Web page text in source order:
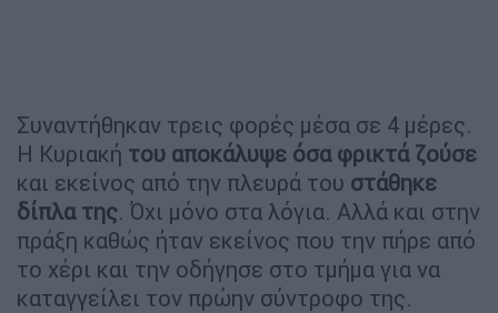
Συναντήθηκαν τρεις φορές μέσα σε 4 μέρες.
Η Κυριακή του αποκάλυψε όσα φρικτά ζούσε
και εκείνος από την πλευρά του στάθηκε
δίπλα της. Όχι μόνο στα λόγια. Αλλά και στην
πράξη καθώς ήταν εκείνος που την πήρε από
το χέρι και την οδήγησε στο τμήμα για να
καταγγείλει τον πρώην σύντροφο της.